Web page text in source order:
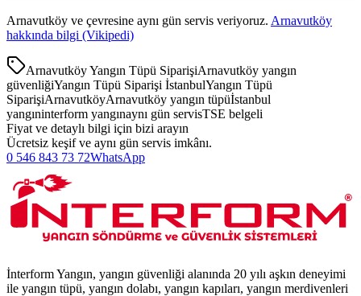
Arnavutköy ve çevresine aynı gün servis veriyoruz. Arnavutköy
hakkında bilgi (Vikipedi)
Arnavutköy Yangın Tüpü SiparişiArnavutköy yangın
güvenliğiYangın Tüpü Siparişi İstanbulYangın Tüpü
SiparişiArnavutköyArnavutköy yangın tüpüİstanbul
yangıninterform yangınaynı gün servisTSE belgeli
Fiyat ve detaylı bilgi için bizi arayın
Ücretsiz keşif ve aynı gün servis imkânı.
0 546 843 73 72WhatsApp
İnterform Yangın, yangın güvenliği alanında 20 yılı aşkın deneyimi
ile yangın tüpü, yangın dolabı, yangın kapıları, yangın merdivenleri